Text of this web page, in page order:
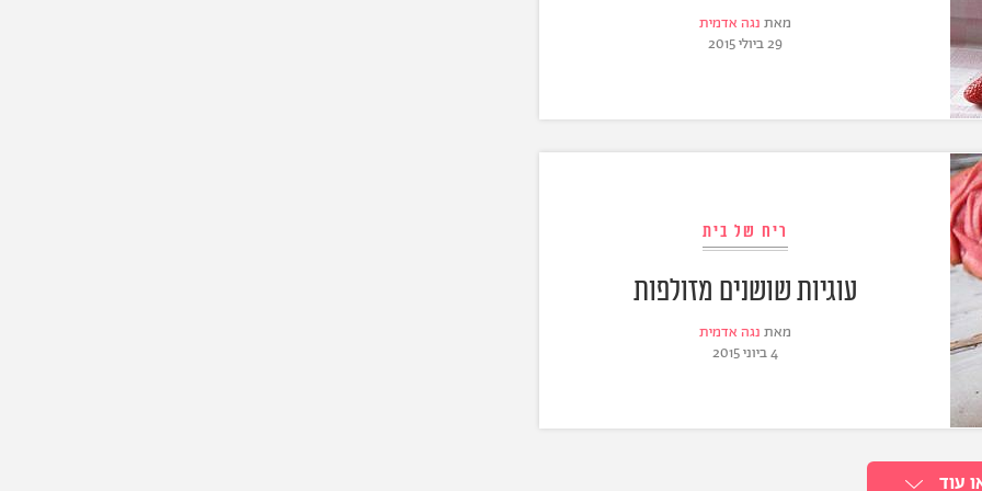
מאת נגה אדמית
29 ביולי 2015
ריח של בית
עוגיות שושנים מזולפות
מאת נגה אדמית
4 ביוני 2015
עוד